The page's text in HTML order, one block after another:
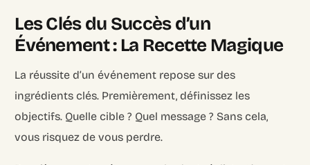
Les Clés du Succès d’un
Événement : La Recette Magique
La réussite d’un événement repose sur des
ingrédients clés. Premièrement, définissez les
objectifs. Quelle cible ? Quel message ? Sans cela,
vous risquez de vous perdre.